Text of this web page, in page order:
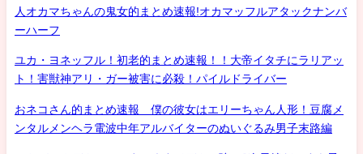
人オカマちゃんの鬼女的まとめ速報!オカマッフルアタックナンバ
ーハーフ
ユカ・ヨネッフル！初老的まとめ速報！！大帝イタチにラリアッ
ト！害獣神アリ・ガー被害に必殺！パイルドライバー
おネコさん的まとめ速報 僕の彼女はエリーちゃん人形！豆腐メ
ンタルメンヘラ電波中年アルバイターのぬいぐるみ男子末路編